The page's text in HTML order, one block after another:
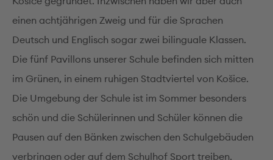
einen achtjährigen Zweig und für die Sprachen
Deutsch und Englisch sogar zwei bilinguale Klassen.
Die fünf Pavillons unserer Schule befinden sich mitten
im Grünen, in einem ruhigen Stadtviertel von Košice.
Die Umgebung der Schule ist im Sommer besonders
schön und die Schülerinnen und Schüler können die
Pausen auf den Bänken zwischen den Schulgebäuden
verbringen oder auf dem Schulhof Sport treiben.